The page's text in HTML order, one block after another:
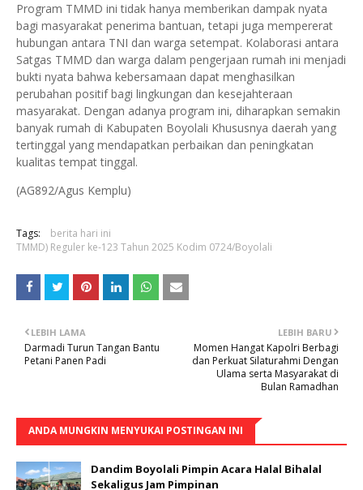
Program TMMD ini tidak hanya memberikan dampak nyata
bagi masyarakat penerima bantuan, tetapi juga mempererat
hubungan antara TNI dan warga setempat. Kolaborasi antara
Satgas TMMD dan warga dalam pengerjaan rumah ini menjadi
bukti nyata bahwa kebersamaan dapat menghasilkan
perubahan positif bagi lingkungan dan kesejahteraan
masyarakat. Dengan adanya program ini, diharapkan semakin
banyak rumah di Kabupaten Boyolali Khususnya daerah yang
tertinggal yang mendapatkan perbaikan dan peningkatan
kualitas tempat tinggal.
(AG892/Agus Kemplu)
Tags:
berita hari ini
TMMD) Reguler ke-123 Tahun 2025 Kodim 0724/Boyolali
LEBIH BARU
Momen Hangat Kapolri Berbagi
dan Perkuat Silaturahmi Dengan
Ulama serta Masyarakat di
Bulan Ramadhan
LEBIH LAMA
Darmadi Turun Tangan Bantu
Petani Panen Padi
ANDA MUNGKIN MENYUKAI POSTINGAN INI
Dandim Boyolali Pimpin Acara Halal Bihalal
Sekaligus Jam Pimpinan